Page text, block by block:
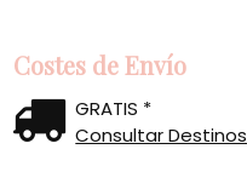
Costes de Envío
GRATIS *
Consultar Destinos